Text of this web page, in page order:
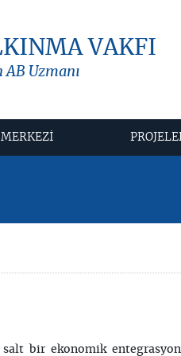
VAKFI
Uzmanı
bir ekonomik